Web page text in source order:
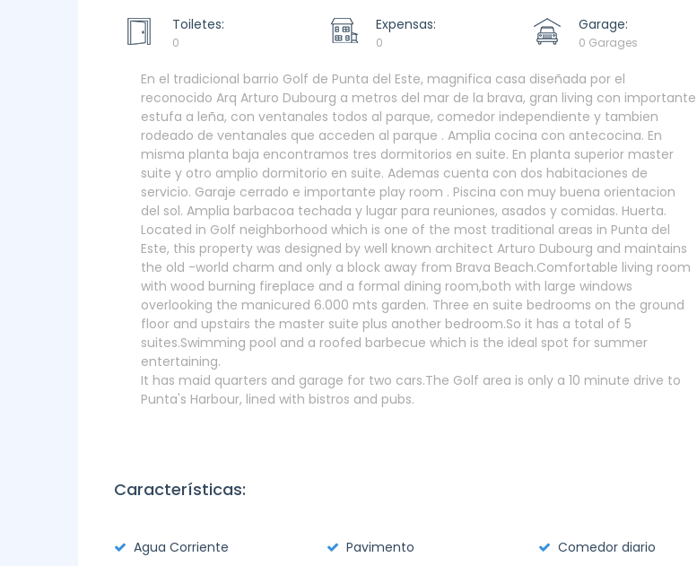
Toiletes:
0
Expensas:
0
Garage:
0 Garages
En el tradicional barrio Golf de Punta del Este, magnifica casa diseñada por el
reconocido Arq Arturo Dubourg a metros del mar de la brava, gran living con importante
estufa a leña, con ventanales todos al parque, comedor independiente y tambien
rodeado de ventanales que acceden al parque . Amplia cocina con antecocina. En
misma planta baja encontramos tres dormitorios en suite. En planta superior master
suite y otro amplio dormitorio en suite. Ademas cuenta con dos habitaciones de
servicio. Garaje cerrado e importante play room . Piscina con muy buena orientacion
del sol. Amplia barbacoa techada y lugar para reuniones, asados y comidas. Huerta.
Located in Golf neighborhood which is one of the most traditional areas in Punta del
Este, this property was designed by well known architect Arturo Dubourg and maintains
the old -world charm and only a block away from Brava Beach.Comfortable living room
with wood burning fireplace and a formal dining room,both with large windows
overlooking the manicured 6.000 mts garden. Three en suite bedrooms on the ground
floor and upstairs the master suite plus another bedroom.So it has a total of 5
suites.Swimming pool and a roofed barbecue which is the ideal spot for summer
entertaining.
It has maid quarters and garage for two cars.The Golf area is only a 10 minute drive to
Punta's Harbour, lined with bistros and pubs.
Características:
Agua Corriente Pavimento
Comedor diario